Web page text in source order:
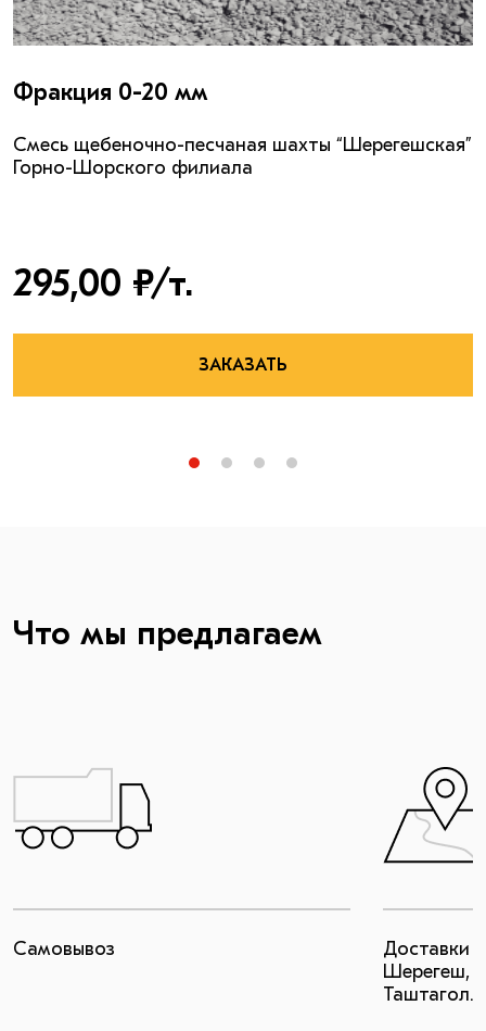
Фракция 0-20 мм
Смесь щебеночно-песчаная шахты “Шерегешская”
Горно-Шорского филиала
295,00 ₽/т.
ЗАКАЗАТЬ
Что мы предлагаем
Самовывоз
Доставки
Шерегеш,
Таштагол.